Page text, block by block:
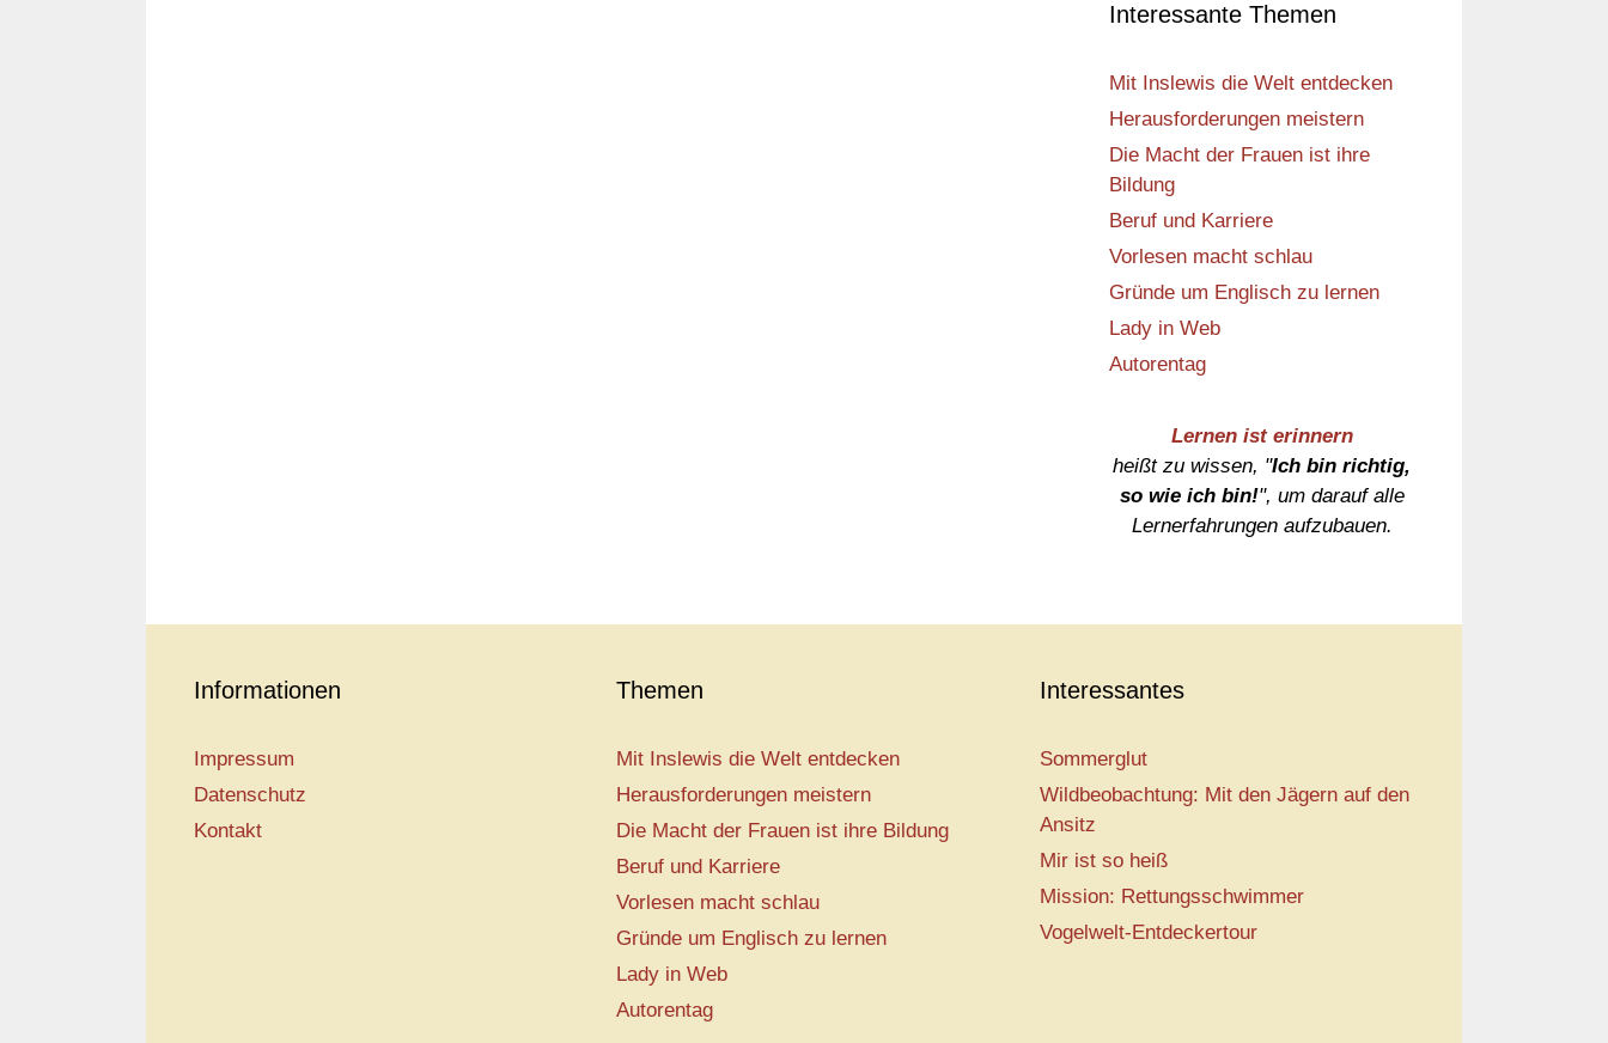
Interessante Themen
Mit Inslewis die Welt entdecken
Herausforderungen meistern
Die Macht der Frauen ist ihre
Bildung
Beruf und Karriere
Vorlesen macht schlau
Gründe um Englisch zu lernen
Lady in Web
Autorentag
Lernen ist erinnern
heißt zu wissen, "Ich bin richtig,
so wie ich bin!", um darauf alle
Lernerfahrungen aufzubauen.
Informationen
Impressum
Datenschutz
Kontakt
Themen
Mit Inslewis die Welt entdecken
Herausforderungen meistern
Die Macht der Frauen ist ihre Bildung
Beruf und Karriere
Vorlesen macht schlau
Gründe um Englisch zu lernen
Lady in Web
Autorentag
Interessantes
Sommerglut
Wildbeobachtung: Mit den Jägern auf den
Ansitz
Mir ist so heiß
Mission: Rettungsschwimmer
Vogelwelt-Entdeckertour